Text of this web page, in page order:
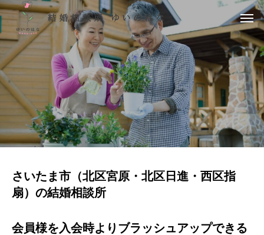
さいたま市（北区宮原・北区日進・西区指
扇）の結婚相談所
会員様を入会時よりブラッシュアップできる